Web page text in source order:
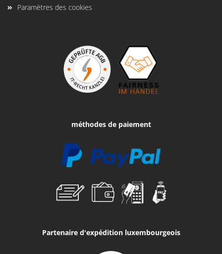
Paramètres des cookies
méthodes de paiement
Partenaire d'expédition luxembourgeois